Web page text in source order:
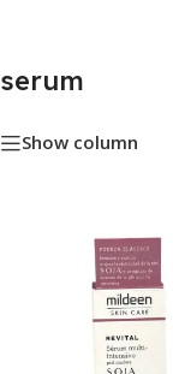
serum
Show column